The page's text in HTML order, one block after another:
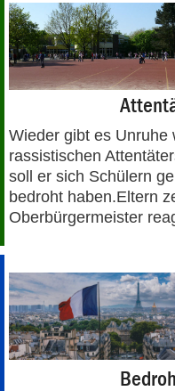
Wieder gibt es Unruhe
rassistischen
soll er sich Schülern
bedroht haben.Eltern
Oberbürgermeister